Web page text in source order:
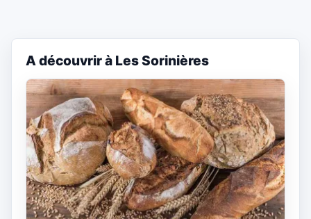
A découvrir à Les Sorinières